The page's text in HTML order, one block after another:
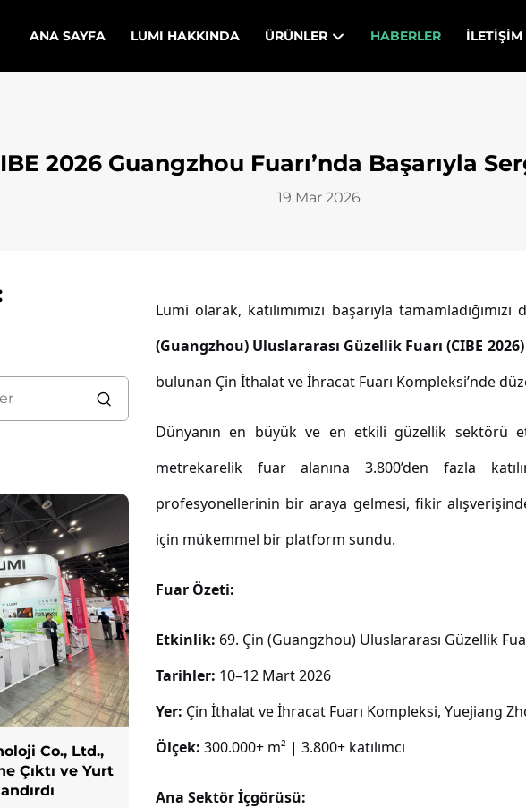
ANA SAYFA LUMI HAKKINDA ÜRÜNLER HABERLER İLETIŞIM
2026 Guangzhou Fuarı’nda Başarıyla
19 Mar 2026
Co., Ltd.,
Çıktı ve Yurt
Lumi olarak, katılımımızı başarıyla
(Guangzhou) Uluslararası Güzellik Fuarı (CIBE 2026)
bulunan Çin İthalat ve İhracat Fuarı Kompleksi’nde
Dünyanın en büyük ve en etkili güzellik sektörü
metrekarelik fuar alanına 3.800’den fazla
profesyonellerinin bir araya gelmesi, fikir
için mükemmel bir platform sundu.
Fuar Özeti:
Etkinlik: 69. Çin (Guangzhou) Uluslararası Güzellik
Tarihler: 10–12 Mart 2026
Yer: Çin İthalat ve İhracat Fuarı Kompleksi, Yuejiang
Ölçek: 300.000+ m² | 3.800+ katılımcı
Ana Sektör İçgörüsü: